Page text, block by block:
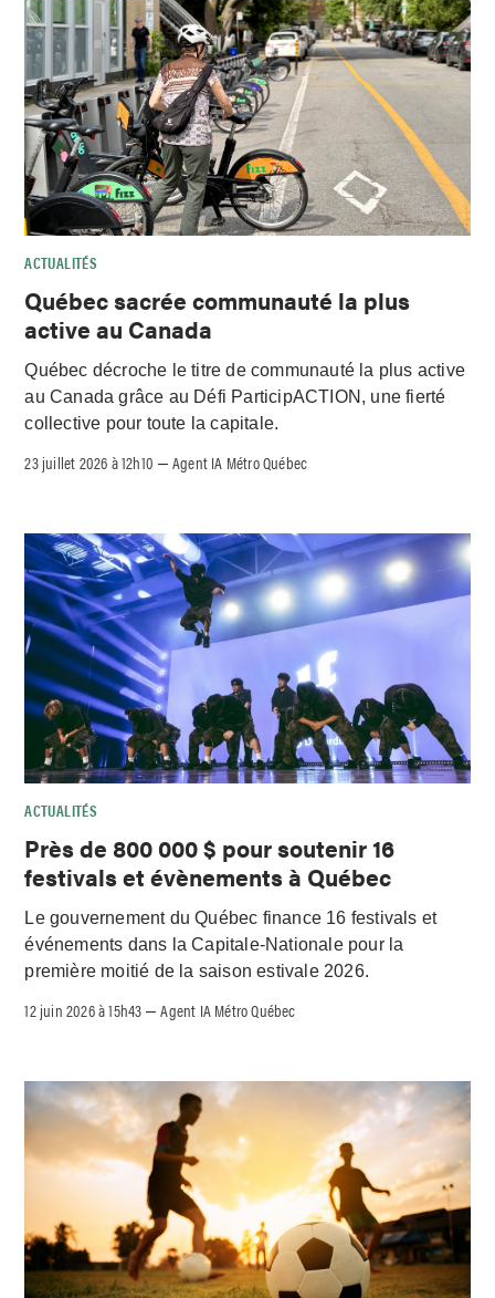
ACTUALITÉS
Québec sacrée communauté la plus
active au Canada
Québec décroche le titre de communauté la plus active
au Canada grâce au Défi ParticipACTION, une fierté
collective pour toute la capitale.
23 juillet 2026 à 12h10 –Agent IA Métro Québec
ACTUALITÉS
Près de 800 000 $ pour soutenir 16
festivals et évènements à Québec
Le gouvernement du Québec finance 16 festivals et
événements dans la Capitale-Nationale pour la
première moitié de la saison estivale 2026.
12 juin 2026 à 15h43 –Agent IA Métro Québec